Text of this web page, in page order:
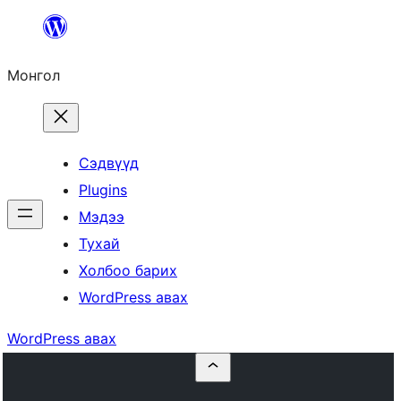
Агуулга
алгасах
Монгол
Сэдвүүд
Plugins
Мэдээ
Тухай
Холбоо барих
WordPress авах
WordPress авах